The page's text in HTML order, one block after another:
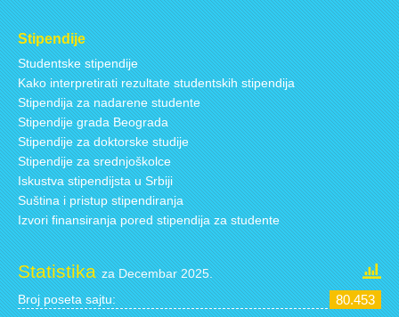
Stipendije
Studentske stipendije
Kako interpretirati rezultate studentskih stipendija
Stipendija za nadarene studente
Stipendije grada Beograda
Stipendije za doktorske studije
Stipendije za srednjoškolce
Iskustva stipendijsta u Srbiji
Suština i pristup stipendiranja
Izvori finansiranja pored stipendija za studente
Statistikaza Decembar 2025.
Broj poseta sajtu: 80.453